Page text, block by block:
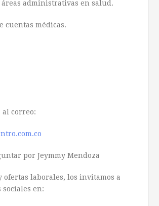
administrativas en salud.
cuentas médicas.
al correo:
por Jeymmy Mendoza
laborales, los invitamos a
en: